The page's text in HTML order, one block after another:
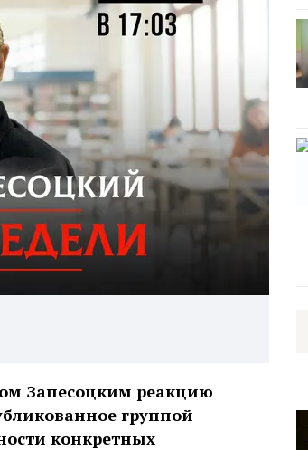
Запесоцким реакцию
группой
конкретных